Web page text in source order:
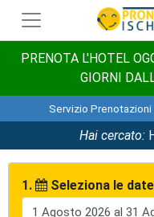
PRENOTA L'HOTEL
GIORNI
Servizio
Hai cercato:
1. Seleziona le